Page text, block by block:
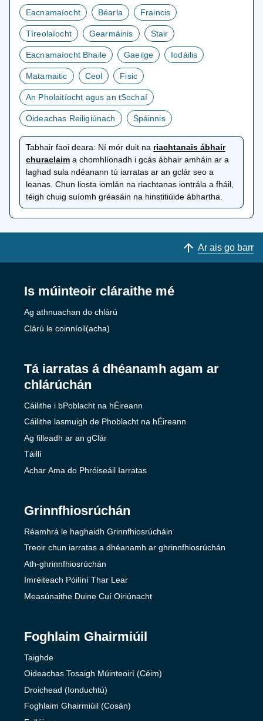
Eacnamaíocht Béarla Fraincis
Tíreolaíocht Gearmáinis Stair
Eacnamaíocht Bhaile Gaeilge Iodáilis
Matamaitic Ceol Fisic
An Pholaitíocht agus an tSochaí
Oideachas Reiligiúnach Spáinnis
Tabhair faoi deara: Ní mór duit na riachtanais ábhair
churaclaimosclaítear
gcluaisín
nua
a chomhlíonadh i gcás ábhair amháin ar a
laghad sula ndéanann tú iarratas ar an gclár seo a
leanas. Chun liosta iomlán na riachtanas iontrála a fháil,
téigh chuig suíomh gréasáin na hinstitiúide ábhartha.
Ar ais go barr
Is múinteoir cláraithe mé
Ag athnuachan do chlárú
Clárú le coinníoll(acha)
Tá iarratas á dhéanamh agam ar
chlárúchán
Cáilithe i bPoblacht na hÉireann
Cáilithe lasmuigh de Phoblacht na hÉireann
Ag filleadh ar an gClár
Táillí
Achar Ama do Phróiseáil Iarratas
Grinnfhiosrúchán
Réamhrá le haghaidh Grinnfhiosrúcháin
Treoir chun iarratas a dhéanamh ar ghrinnfhiosrúchán
Ath-ghrinnfhiosrúchán
Imréiteach Póilíní Thar Lear
Measúnaithe Duine Cuí Oiriúnacht
Foghlaim Ghairmiúil
Taighde
Oideachas Tosaigh Múinteoirí (Céim)
Droichead (Ionduchtú)
Foghlaim Ghairmiúil (Cosán)